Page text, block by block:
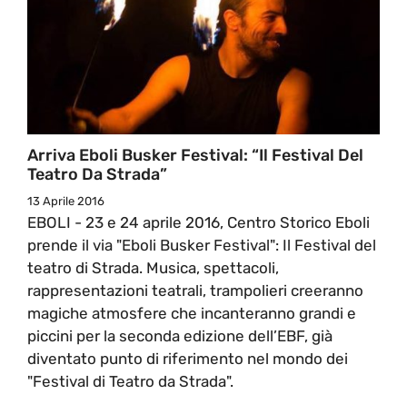
Arriva Eboli Busker Festival: “Il Festival Del
Teatro Da Strada”
13 Aprile 2016
EBOLI - 23 e 24 aprile 2016, Centro Storico Eboli
prende il via "Eboli Busker Festival": Il Festival del
teatro di Strada. Musica, spettacoli,
rappresentazioni teatrali, trampolieri creeranno
magiche atmosfere che incanteranno grandi e
piccini per la seconda edizione dell’EBF, già
diventato punto di riferimento nel mondo dei
"Festival di Teatro da Strada".